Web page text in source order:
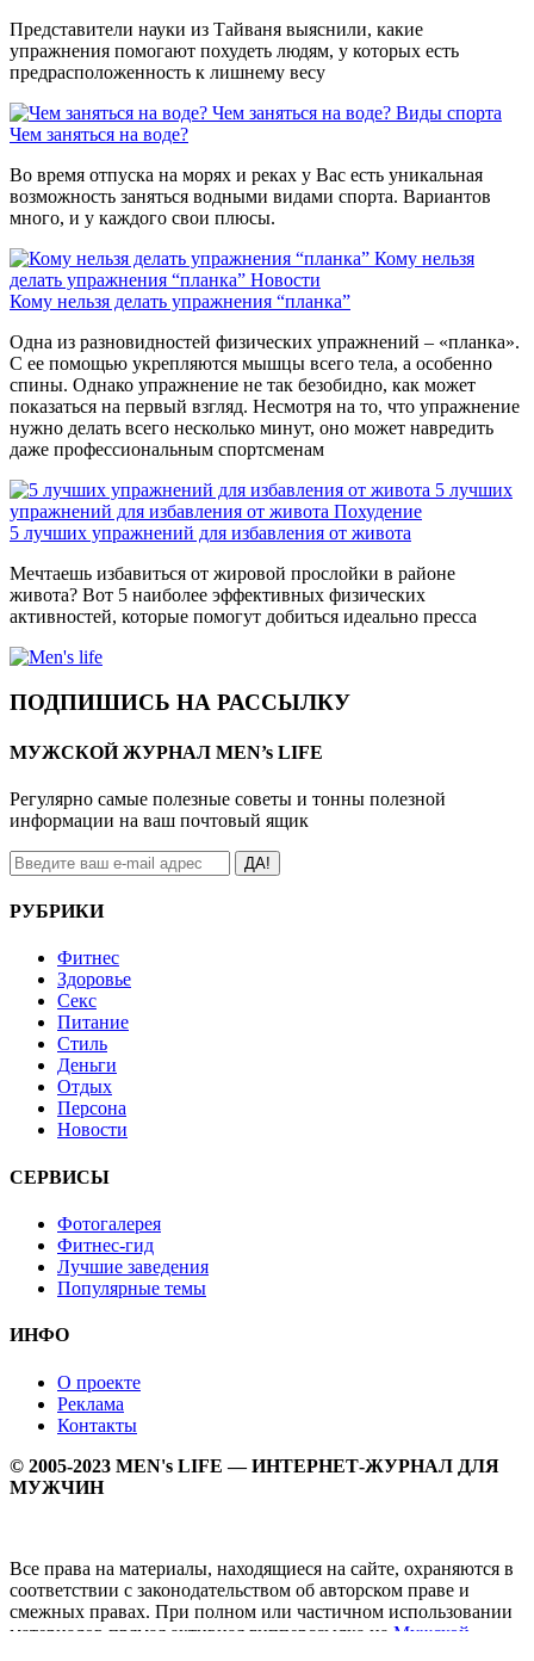
Представители науки из Тайваня выяснили, какие
упражнения помогают похудеть людям, у которых есть
предрасположенность к лишнему весу
Чем заняться на воде? Виды спорта
Чем заняться на воде?
Во время отпуска на морях и реках у Вас есть уникальная
возможность заняться водными видами спорта. Вариантов
много, и у каждого свои плюсы.
Кому нельзя
делать упражнения “планка” Новости
Кому нельзя делать упражнения “планка”
Одна из разновидностей физических упражнений – «планка».
С ее помощью укрепляются мышцы всего тела, а особенно
спины. Однако упражнение не так безобидно, как может
показаться на первый взгляд. Несмотря на то, что упражнение
нужно делать всего несколько минут, оно может навредить
даже профессиональным спортсменам
5 лучших
упражнений для избавления от живота Похудение
5 лучших упражнений для избавления от живота
Мечтаешь избавиться от жировой прослойки в районе
живота? Вот 5 наиболее эффективных физических
активностей, которые помогут добиться идеально пресса
ПОДПИШИСЬ НА РАССЫЛКУ
МУЖСКОЙ ЖУРНАЛ MEN’s LIFE
Регулярно самые полезные советы и тонны полезной
информации на ваш почтовый ящик
ДА!
РУБРИКИ
Фитнес
Здоровье
Секс
Питание
Стиль
Деньги
Отдых
Персона
Новости
СЕРВИСЫ
Фотогалерея
Фитнес-гид
Лучшие заведения
Популярные темы
ИНФО
О проекте
Реклама
Контакты
© 2005-2023 MEN's LIFE — ИНТЕРНЕТ-ЖУРНАЛ ДЛЯ
МУЖЧИН
Все права на материалы, находящиеся на сайте, охраняются в
соответствии с законодательством об авторском праве и
смежных правах. При полном или частичном использовании
материалов прямая активная гипперссылка на Мужской